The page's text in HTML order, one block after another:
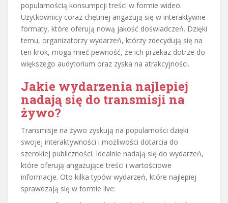
popularnością konsumpcji treści w formie wideo.
Użytkownicy coraz chętniej angażują się w interaktywne
formaty, które oferują nową jakość doświadczeń. Dzięki
temu, organizatorzy wydarzeń, którzy zdecydują się na
ten krok, mogą mieć pewność, że ich przekaz dotrze do
większego audytorium oraz zyska na atrakcyjności.
Jakie wydarzenia najlepiej
nadają się do transmisji na
żywo?
Transmisje na żywo zyskują na popularności dzięki
swojej interaktywności i możliwości dotarcia do
szerokiej publiczności. Idealnie nadają się do wydarzeń,
które oferują angażujące treści i wartościowe
informacje. Oto kilka typów wydarzeń, które najlepiej
sprawdzają się w formie live: